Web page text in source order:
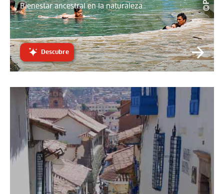
Bienestar ancestral en la naturaleza
Descubre